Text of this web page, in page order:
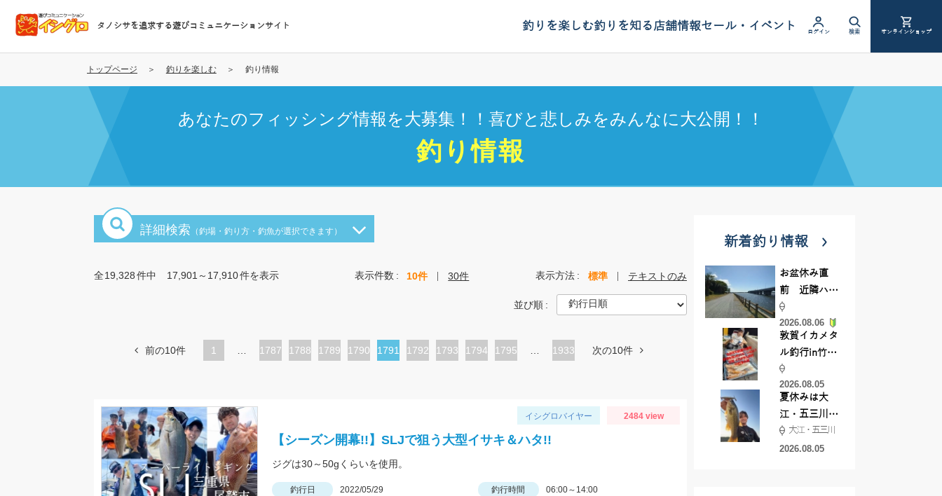
コ
テ
タノシサを追求する遊びコミュニケーションサイト 釣りを楽しむ釣りを知る店舗情報セール・イベント ログイン 検索 オンラインショップ
トップページ 釣りを楽しむ 釣り情報
あなたのフィッシング情報を大募集！！喜びと悲しみをみんなに大公開！！
釣り情報
詳細検索 （釣場・釣り方・釣魚が選択できます）
全19,328件中 17,901～17,910件を表示 表示件数 10件 30件 表示方法 標準 テキストのみ
並び順
前の10件 1
ペ
1787
ペ
1788
ペ
1789
ペ
1790
カ
ペ
1791
ペ
1792
ペ
1793
ペ
1794
ペ
1795 1933 次の10件
イシグロバイヤー 2484 view
【シーズン開幕!!】SLJで狙う大型イサキ＆ハタ!!
ジグは30～50gくらいを使用。
釣行日 2022/05/29 釣行時間
06:00～14:00
新着釣り情報
お盆休み直
前 近隣ハゼ
釣り場調査し
てきました
2026.08.06
敦賀イカメタ
ル釣行in竹宝
丸様 釣り方で
釣果が激変！
竿頭を取った
パターンと
は？
2026.08.05
夏休みは大
江・五三川で
バスフィッシ
ング♪
大江・五三川
2026.08.05